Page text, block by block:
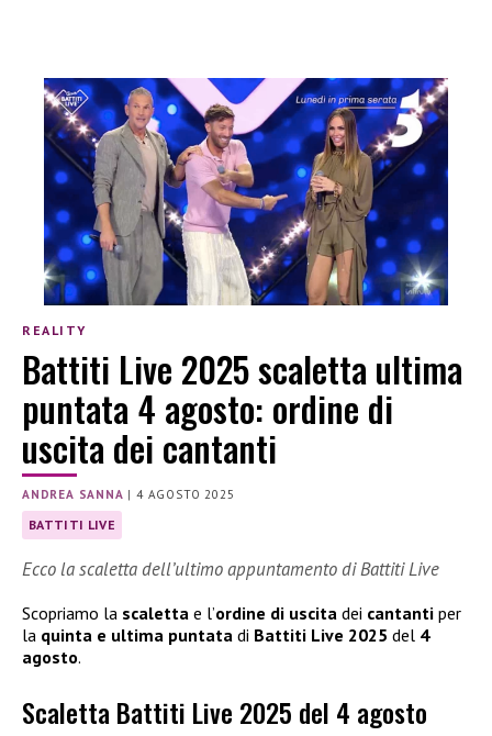
REALITY
Battiti Live 2025 scaletta ultima
puntata 4 agosto: ordine di
uscita dei cantanti
ANDREA SANNA |4 AGOSTO 2025
BATTITI LIVE
Ecco la scaletta dell’ultimo appuntamento di Battiti Live
Scopriamo la scaletta e l’ordine di uscita dei cantanti per
la quinta e ultima puntata di Battiti Live 2025 del 4
agosto.
Scaletta Battiti Live 2025 del 4 agosto